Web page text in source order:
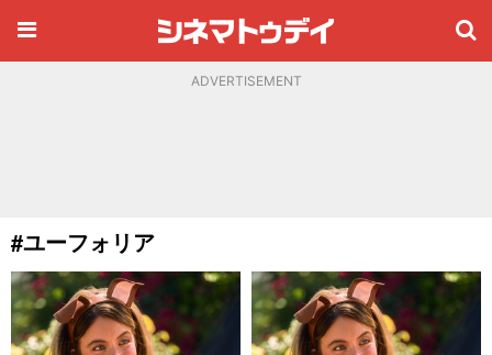
ADVERTISEMENT
#ユーフォリア